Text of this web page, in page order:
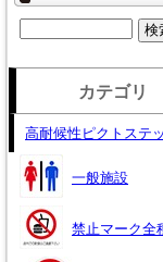
カテゴリ
高耐候性ピクトステ
一般施設
禁止マーク全